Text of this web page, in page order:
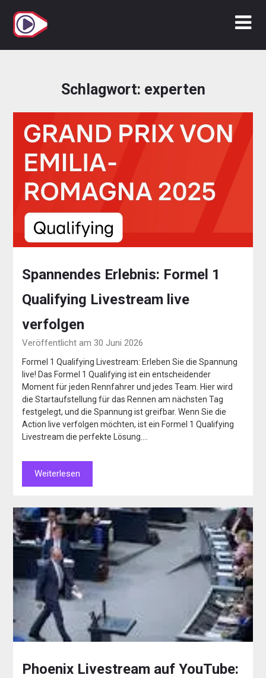
Inhalt
springen
Schlagwort: experten
Spannendes Erlebnis: Formel 1
Qualifying Livestream live
verfolgen
Veröffentlicht am 30 Juni 2026
Formel 1 Qualifying Livestream: Erleben Sie die Spannung
live! Das Formel 1 Qualifying ist ein entscheidender
Moment für jeden Rennfahrer und jedes Team. Hier wird
die Startaufstellung für das Rennen am nächsten Tag
festgelegt, und die Spannung ist greifbar. Wenn Sie die
Action live verfolgen möchten, ist ein Formel 1 Qualifying
Livestream die perfekte Lösung….
Weiterlesen
Phoenix Livestream auf YouTube: